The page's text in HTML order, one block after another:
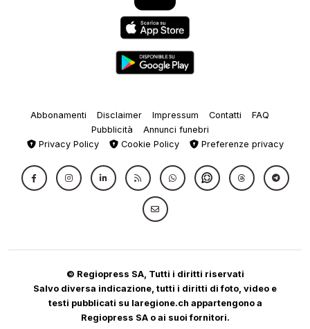
Abbonamenti Disclaimer Impressum Contatti
FAQ
Pubblicità
Annunci funebri
Privacy Policy
Cookie Policy Preferenze privacy
© Regiopress SA, Tutti i diritti riservati
Salvo diversa indicazione, tutti i diritti di foto, video e
testi pubblicati su laregione.ch appartengono a
Regiopress SA o ai suoi fornitori.